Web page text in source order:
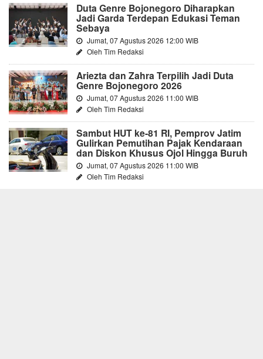
Duta Genre Bojonegoro Diharapkan
Jadi Garda Terdepan Edukasi Teman
Sebaya
Jumat, 07 Agustus 2026 12:00 WIB
Oleh Tim Redaksi
Ariezta dan Zahra Terpilih Jadi Duta
Genre Bojonegoro 2026
Jumat, 07 Agustus 2026 11:00 WIB
Oleh Tim Redaksi
Sambut HUT ke-81 RI, Pemprov Jatim
Gulirkan Pemutihan Pajak Kendaraan
dan Diskon Khusus Ojol Hingga Buruh
Jumat, 07 Agustus 2026 11:00 WIB
Oleh Tim Redaksi